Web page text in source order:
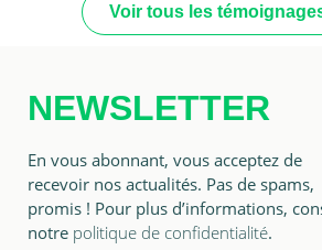
Voir tous les
NEWSLETTER
En vous abonnant, vous acceptez de
recevoir nos actualités. Pas de spams,
promis ! Pour plus d’informations,
notre politique de confidentialité.